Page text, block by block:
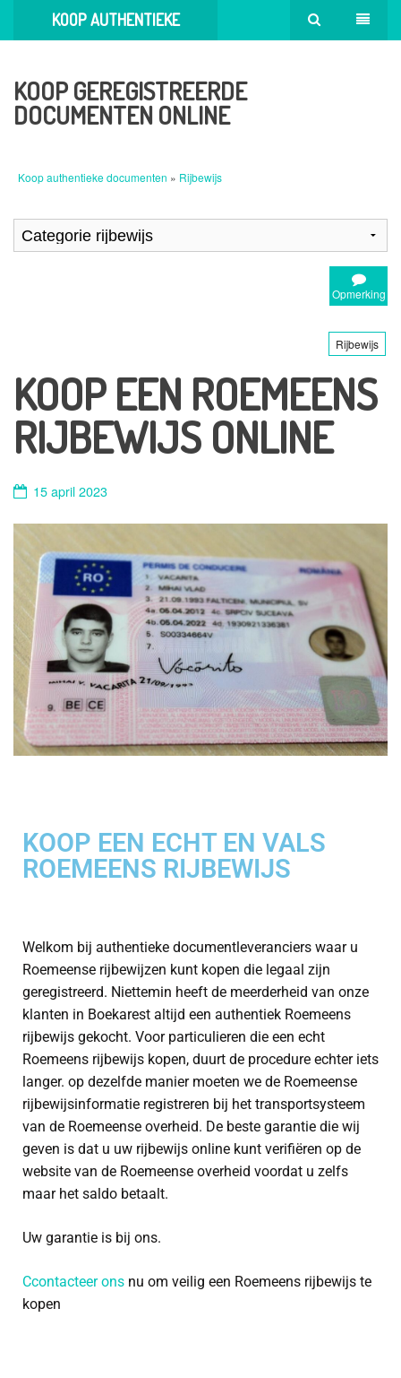
KOOP AUTHENTIEKE
KOOP GEREGISTREERDE
DOCUMENTEN ONLINE
Koop authentieke documenten » Rijbewijs
Opmerking
Rijbewijs
KOOP EEN ROEMEENS
RIJBEWIJS ONLINE
15 april 2023
KOOP EEN ECHT EN VALS
ROEMEENS RIJBEWIJS
Welkom bij authentieke documentleveranciers waar u
Roemeense rijbewijzen kunt kopen die legaal zijn
geregistreerd. Niettemin heeft de meerderheid van onze
klanten in Boekarest altijd een authentiek Roemeens
rijbewijs gekocht. Voor particulieren die een echt
Roemeens rijbewijs kopen, duurt de procedure echter iets
langer. op dezelfde manier moeten we de Roemeense
rijbewijsinformatie registreren bij het transportsysteem
van de Roemeense overheid. De beste garantie die wij
geven is dat u uw rijbewijs online kunt verifiëren op de
website van de Roemeense overheid voordat u zelfs
maar het saldo betaalt.
Uw garantie is bij ons.
Ccontacteer ons nu om veilig een Roemeens rijbewijs te
kopen